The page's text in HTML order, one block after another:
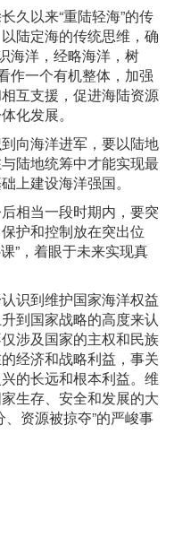
久以来“重陆轻海”的传
陆定海的传统思维，确
海洋，经略海洋，树
作一个有机整体，加强
互支援，促进海陆资源
化发展。
向海洋进军，要以陆地
陆地统筹中才能实现最
上建设海洋强国。
相当一段时期内，要突
护和控制放在突出位
”，着眼于未来实现真
识到维护国家海洋权益
到国家战略的高度来认
涉及国家的主权和民族
经济和战略利益，事关
的长远和根本利益。维
生存、安全和发展的大
资源被掠夺”的严峻事